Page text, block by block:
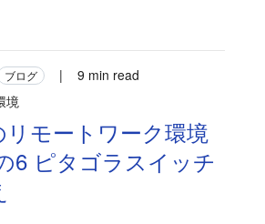
ブログ |
9 min read
境
リモートワーク環境
6 ピタゴラスイッチ